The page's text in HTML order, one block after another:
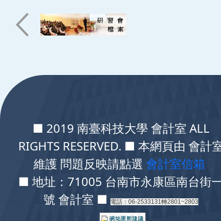
■ 2019 南臺科技大學 會計室 ALL
RIGHTS RESERVED. ■ 本網頁由 會計
維護 問題反映請點選會計室信箱
■ 地址：71005 台南市永康區南台街
號 會計室 ■電話：06-2533131轉2801~2803